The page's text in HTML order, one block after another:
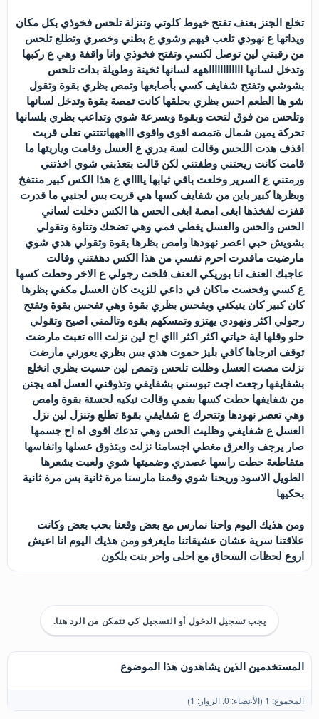
تخلع الجنز بعنف تفتح خيوط كلوتي وتنزلة تلحس فخوذي بكل مكان
ويداتها ع نهودي تلعب فيهم وشوي ع بطني وخصري وتطلع تلحس
من رقبتي لين توصل لكسي وتفتح فخوذي وانا واقفة وهي ع ركبها
وتدخل لسانها ااااااااااااههه لسانها ثخينة وطويلة بدات تلحس
بشوشي وتفتح شفايف كسي بأصابعها وتمص بظري بقوة وتقول
شو ها الطعم احس بظري بحلقها كانت تمصة بقوة وتدخل لسانها
وتلحس من فوق لتحت وبقوة وبسرعة شوي وتداعب بظري بلسانها
تحركة يمين شمال ةتمصه اقوى واقوى اااهههاتتتتي تعلى قربت
اقذف هدت اللحس وقالت لسة بدري ع العسل وقامت وياريتها ما
قامت كانت ريحتني وطفتني لكن قالت بتعذبني شوي اخذتني
ورمتني ع السرير وخلعت باقي ثيابها يااااي ع هذا الكس كبير منتفخ
وبظرها كبير باين من شفايف كسها هي قربت بس لجنبي ما قدرت
قفزت لفخذها ابغى امصة ابغى الحس ها الكس دخلت لساني
الحس والحس والعسل يغطي فمي وهي تضحك وتتاوة وتقولي
بشويش حبي اعصر نهودها وامص بظرها بقوة وتقولي هدي شوي
مارضيت ماقدرت احرم نفسي من هذا الكس دهفتني وقالت
عاجبك العنف انا بوريكي العنف فلخت رجولي ع الاخر وحطت كسها
ع كسي وفحست ماكان في داعي للزيت كان العسل مكفي بظرها
كان كبير كان ينيكني ويفحس بظري بقوة وهي تفحس بقوة وتفتح
رجولي اكثر ونهودي يهتزو وتمسكهم بقوه وتالمني اصيح وتقولي
حلو وقلها اية حياتي اكثر اكثر اااي اح لين نزلت اااه تعبت مارضت
توقف اترجاها كافي بليز حموت هدي بس بظري يعورني مارضت
نزلت مصت العسل وظلت تلحس وتمص لين حسيت بظري انخلع
بشفايفها رجعت اجت تبوسني بشفايفي وتذوقني العسل اهه يجنن
من شفايفها حطت كسها بفمي وقالت نيكيه لحستة بقوة وامص
وهي تعصر نهودها وتتحرك ع شفايفي بقوة تطلع وتنزل لين نزل
العسل ع شفايفي وظليت الحس وهي تدعك اقوى اه اح جسمها
صار يرجف والعرق مغطي اجسامنا نزلت وبتذوق عسلها وانفاسها
متقاطعة حطت راسها عصدري وضميتها شوي ولعبت بشعرها
الطويل الاسود وريحنا شوي وقمنا مارسنا مرة ثانية بس مرة ثانية
بحكيها
ومن هذيك اليوم واحنا نمارس مع بعض وقعنا بحب بعض وكانت
علاقتنا سرية عشان عشيقاتنا مايعرفو ومن هذيك اليوم انا اعيش
اروع لحظات السحاق مع احلى واحر بنت بلكون
يجب تسجيل الدخول أو التسجيل كي تتمكن من الرد هنا.
المستخدمين الذين يشاهدون هذا الموضوع
المجموع: 1 (الأعضاء: 0, الزوار: 1)